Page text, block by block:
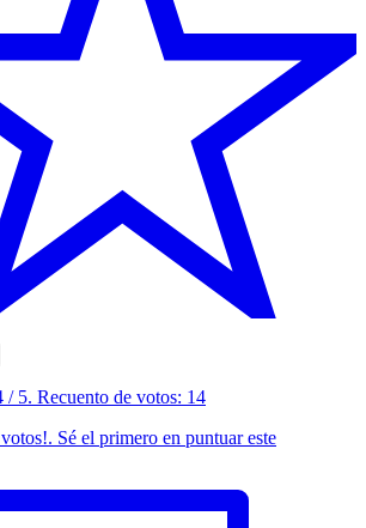
/ 5. Recuento de votos: 14
Sé el primero en puntuar este